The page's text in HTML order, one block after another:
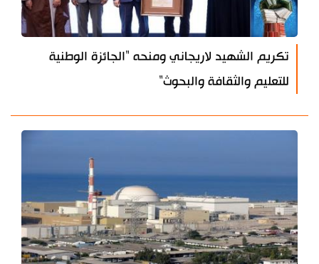
تكريم الشهيد لاريجاني ومنحه "الجائزة الوطنية
للتعليم والثقافة والبحوث"